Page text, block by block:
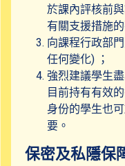
於課內評核前
有關支援措施
向課程行政部
任何變化) ；
強烈建議學生
目前持有有效
身份的學生也
要。
保密及私隱保